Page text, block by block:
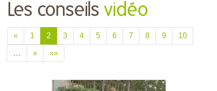
Les conseils vidéo
« 1 2 3 4 5 6 7 8 9 10
… » »»